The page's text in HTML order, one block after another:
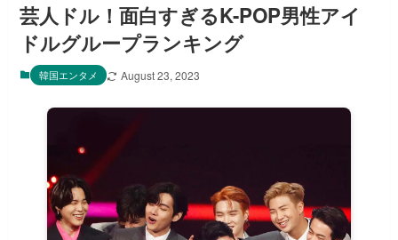
芸人ドル！面白すぎるK-POP男性アイ
ドルグループランキング
韓国エンタメ August 23, 2023